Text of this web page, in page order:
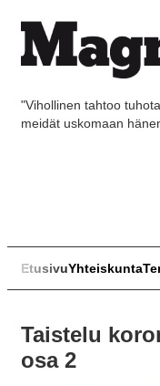
"Vihollinen tahtoo
meidät uskomaan
EtusivuYhteiskunta
Taistelu
osa 2